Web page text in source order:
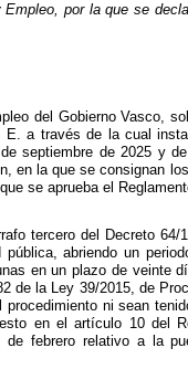
por la que se
del Gobierno Vasco,
E. a través de la cual
septiembre de 2025 y
en la que se consignan
se aprueba el
tercero del Decreto
abriendo un
en un plazo de veinte
de la Ley 39/2015, de
ni sean
en el artículo 10 del
febrero relativo a la